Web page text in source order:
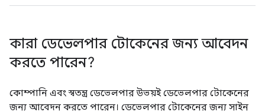
কারা ডেভেলপার টোকেনের জন্য আবেদন
করতে পারেন?
কোম্পানি এবং স্বতন্ত্র ডেভেলপার উভয়ই ডেভেলপার টোকেনের
জন্য আবেদন করতে পারেন। ডেভেলপার টোকেনের জন্য সাইন